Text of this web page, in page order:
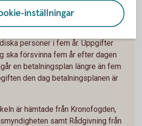
finns kvar i
register varierar.
personer i fem år. Uppgifter
ska försvinna fem år efter dagen
en betalningsplan längre än fem
den dag betalningsplanen är
är hämtade från Kronofogden,
samt Rådgivning från
inställningar